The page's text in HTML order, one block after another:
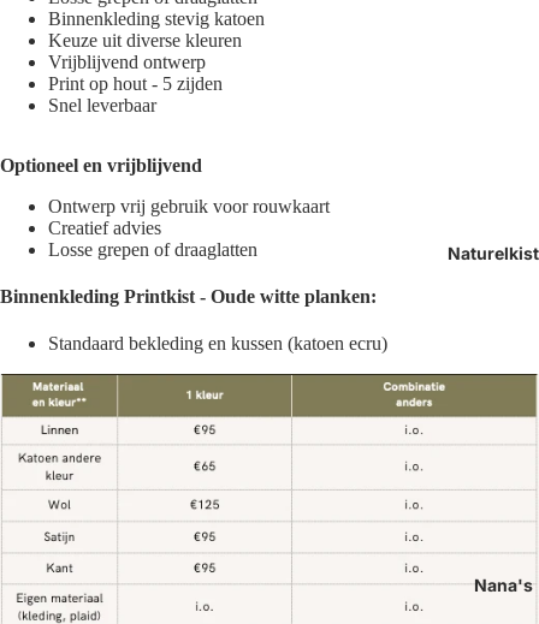
Nana's
Binnenkleding stevig katoen
Keuze uit diverse kleuren
Vrijblijvend ontwerp
Print op hout - 5 zijden
Snel leverbaar
Optioneel en vrijblijvend
Ontwerp vrij gebruik voor rouwkaart
Creatief advies
Losse grepen of draaglatten
Binnenkleding Printkist - Oude witte planken:
Standaard bekleding en kussen (katoen ecru)